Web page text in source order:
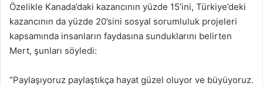
Özelikle Kanada’daki kazancının yüzde 15’ini, Türkiye’deki
kazancının da yüzde 20’sini sosyal sorumluluk projeleri
kapsamında insanların faydasına sunduklarını belirten
Mert, şunları söyledi:
“Paylaşıyoruz paylaştıkça hayat güzel oluyor ve büyüyoruz.